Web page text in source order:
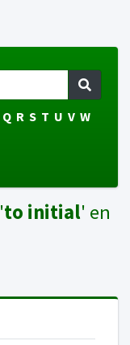
Q R S T U V W
to initial' en